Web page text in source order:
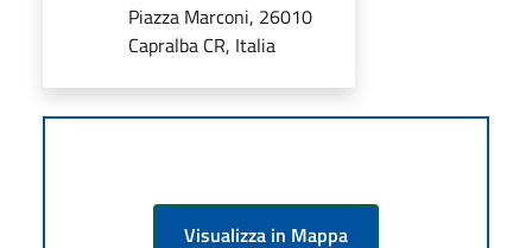
Piazza Marconi, 26010
Capralba CR, Italia
Visualizza in Mappa